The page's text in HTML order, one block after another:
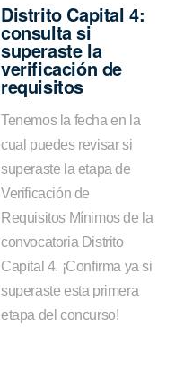
Distrito Capital 4:
consulta si
superaste la
verificación de
requisitos
Tenemos la fecha en la
cual puedes revisar si
superaste la etapa de
Verificación de
Requisitos Mínimos de la
convocatoria Distrito
Capital 4. ¡Confirma ya si
superaste esta primera
etapa del concurso!